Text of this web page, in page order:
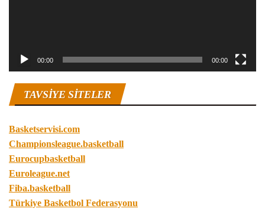
00:00 00:00
TAVSIYE SITELER
Basketservisi.com
Championsleague.basketball
Eurocupbasketball
Euroleague.net
Fiba.basketball
Türkiye Basketbol Federasyonu